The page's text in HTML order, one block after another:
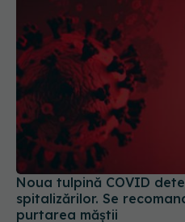
Noua tulpină COVID
spitalizărilor. Se
purtarea măștii
06 iun 2025, 16:44